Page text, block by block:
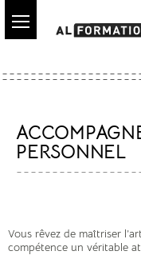
contenu
PERSONNEL
Vous rêvez de maîtriser
compétence un véritable